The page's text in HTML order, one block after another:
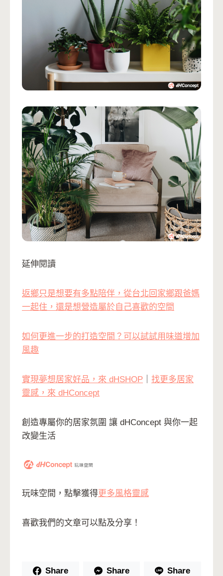
延伸閱讀
返鄉只是想要有多點陪伴，從台北回家鄉跟爸媽
一起住，還是想營造屬於自己喜歡的空間
如何更進一步的打造空間？可以試試用味道增加
風趣
實現夢想居家好品，來 dHSHOP
找更多居家
靈感，來 dHConcept
創造專屬你的居家氛圍 讓 dHConcept 與你一起
改變生活
玩味空間，點擊獲得更多風格靈感
喜歡我們的文章可以點及分享！
Share Share Share